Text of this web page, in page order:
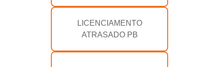
LICENCIAMENTO
ATRASADO PB